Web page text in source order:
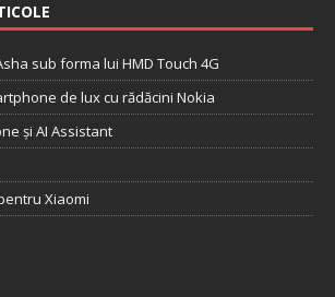
sub forma lui HMD Touch 4G
de lux cu rădăcini Nokia
și AI Assistant
Xiaomi